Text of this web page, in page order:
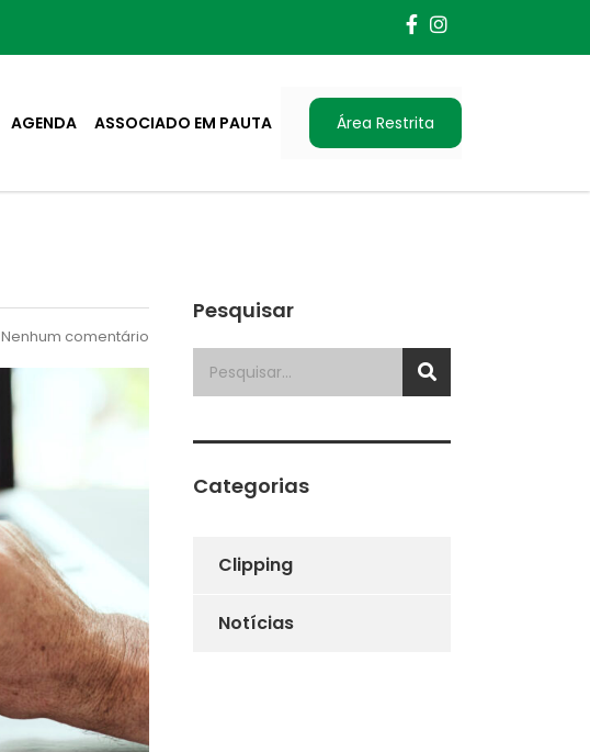
AGENDA ASSOCIADO EM PAUTA Área Restrita
Nenhum comentário
Pesquisar
Categorias
Clipping
Notícias